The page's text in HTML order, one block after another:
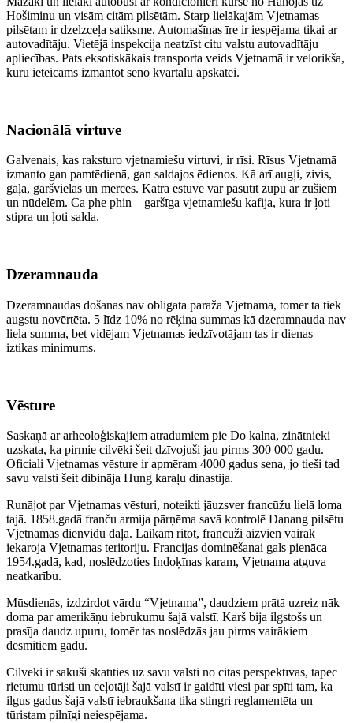
Hošiminu un visām citām pilsētām. Starp lielākajām Vjetnamas
pilsētam ir dzelzceļa satiksme. Automašīnas īre ir iespējama tikai ar
autovadītāju. Vietējā inspekcija neatzīst citu valstu autovadītāju
apliecības. Pats eksotiskākais transporta veids Vjetnamā ir velorikša,
kuru ieteicams izmantot seno kvartālu apskatei.
Nacionālā virtuve
Galvenais, kas raksturo vjetnamiešu virtuvi, ir rīsi. Rīsus Vjetnamā
izmanto gan pamtēdienā, gan saldajos ēdienos. Kā arī augļi, zivis,
gaļa, garšvielas un mērces. Katrā ēstuvē var pasūtīt zupu ar zušiem
un nūdelēm. Ca phe phin – garšīga vjetnamiešu kafija, kura ir ļoti
stipra un ļoti salda.
Dzeramnauda
Dzeramnaudas došanas nav obligāta paraža Vjetnamā, tomēr tā tiek
augstu novērtēta. 5 līdz 10% no rēķina summas kā dzeramnauda nav
liela summa, bet vidējam Vjetnamas iedzīvotājam tas ir dienas
iztikas minimums.
Vēsture
Saskaņā ar arheoloģiskajiem atradumiem pie Do kalna, zinātnieki
uzskata, ka pirmie cilvēki šeit dzīvojuši jau pirms 300 000 gadu.
Oficiali Vjetnamas vēsture ir apmēram 4000 gadus sena, jo tieši tad
savu valsti šeit dibināja Hung karaļu dinastija.
Runājot par Vjetnamas vēsturi, noteikti jāuzsver francūžu lielā loma
tajā. 1858.gadā franču armija pārņēma savā kontrolē Danang pilsētu
Vjetnamas dienvidu daļā. Laikam ritot, francūži aizvien vairāk
iekaroja Vjetnamas teritoriju. Francijas dominēšanai gals pienāca
1954.gadā, kad, noslēdzoties Indoķīnas karam, Vjetnama atguva
neatkarību.
Mūsdienās, izdzirdot vārdu “Vjetnama”, daudziem prātā uzreiz nāk
doma par amerikāņu iebrukumu šajā valstī. Karš bija ilgstošs un
prasīja daudz upuru, tomēr tas noslēdzās jau pirms vairākiem
desmitiem gadu.
Cilvēki ir sākuši skatīties uz savu valsti no citas perspektīvas, tāpēc
rietumu tūristi un ceļotāji šajā valstī ir gaidīti viesi par spīti tam, ka
ilgus gadus šajā valstī iebraukšana tika stingri reglamentēta un
tūristam pilnīgi neiespējama.